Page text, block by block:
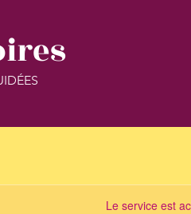
Le service est